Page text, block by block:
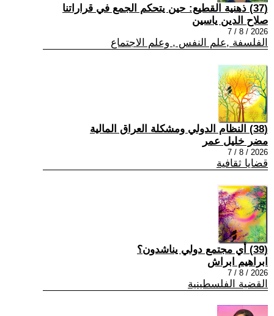
(37) ذهنية القطيع: حين يتحكم الجمع في قراراتنا
صلاح الدين ياسين
2026 / 8 / 7
الفلسفة ,علم النفس , وعلم الاجتماع
(38) النظام الدولي ومشكلة العراق المالية
مضر خليل عمر
2026 / 8 / 7
قضايا ثقافية
(39) أي مجتمع دولي يناشدون؟
ابراهيم ابراش
2026 / 8 / 7
القضية الفلسطينية